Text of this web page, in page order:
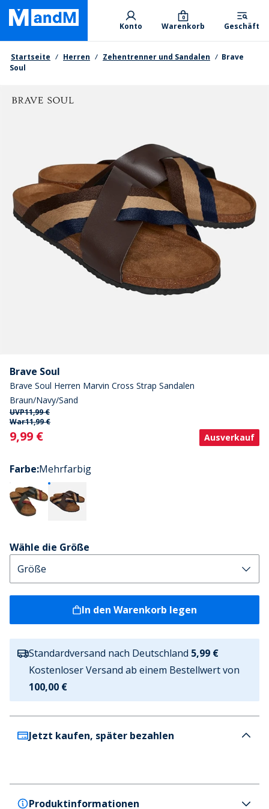
Skip
main
content
Primary departments
Konto Warenkorb
0
Geschäft
Brotkrumen
Startseite Herren Zehentrenner und Sandalen
Brave
Soul
Brave Soul
Brave Soul Herren Marvin Cross Strap Sandalen
Braun/Navy/Sand
UVP11,99 €
War11,99 €
Current
9,99 € Ausverkauf
Farbe:Mehrfarbig
Wähle die Größe
In den Warenkorb legen
Standardversand nach Deutschland 5,99 €
Kostenloser Versand ab einem Bestellwert von
100,00 €
Jetzt kaufen, später bezahlen
Produktinformationen